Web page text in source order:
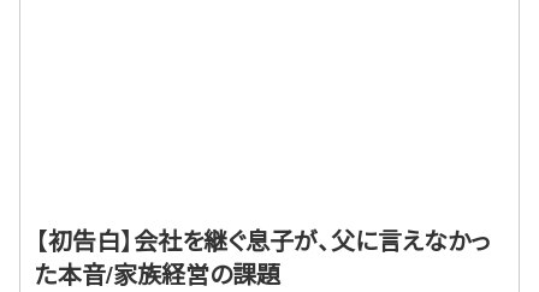
【初告白】会社を継ぐ息子が、父に言えなかっ
た本音/家族経営の課題